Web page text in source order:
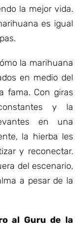
la mejor vida.
es igual
la marihuana
en medio del
fama. Con giras
y la
en una
la hierba les
y reconectar.
del escenario,
a pesar de la
al Guru de la